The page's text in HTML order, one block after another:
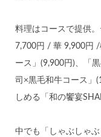
料理はコースで提供
7,700円 / 華 9,900円
ース」(9,900円)、「
司×黒毛和牛コース」
しめる「和の饗宴
中でも「しゃぶしゃ